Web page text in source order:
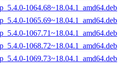
1064.68~18.04.1_amd64.deb
1065.69~18.04.1_amd64.deb
1067.71~18.04.1_amd64.deb
1068.72~18.04.1_amd64.deb
1069.73~18.04.1_amd64.deb